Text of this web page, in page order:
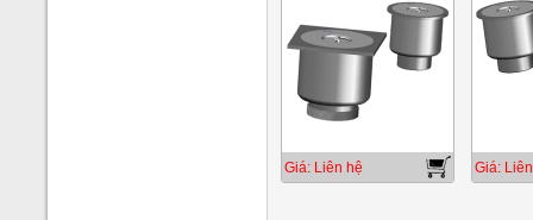
Giá: Liên hệ Giá: